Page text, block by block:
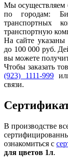
Мы осуществляем
по городам:
транспортных
транспортную
На сайте
до 100 000 руб.
вы можете
Чтобы заказать
(923) 1111-999
связи.
В производстве
ознакомиться с
для цветов 1л.